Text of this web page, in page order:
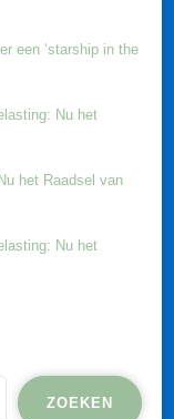
een ‘starship in the
Nu het
het Raadsel van
Nu het
ZOEKEN